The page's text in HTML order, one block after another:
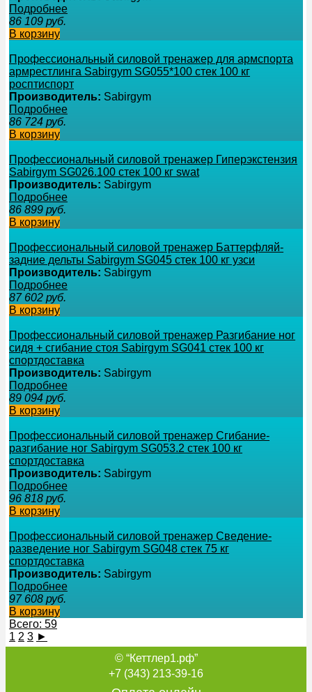
Подробнее
86 109 руб.
В корзину
Профессиональный силовой тренажер для армспорта
армрестлинга Sabirgym SG055*100 стек 100 кг
росптиспорт
Производитель: Sabirgym
Подробнее
86 724 руб.
В корзину
Профессиональный силовой тренажер Гиперэкстензия
Sabirgym SG026.100 стек 100 кг swat
Производитель: Sabirgym
Подробнее
86 899 руб.
В корзину
Профессиональный силовой тренажер Баттерфляй-
задние дельты Sabirgym SG045 стек 100 кг узси
Производитель: Sabirgym
Подробнее
87 602 руб.
В корзину
Профессиональный силовой тренажер Разгибание ног
сидя + сгибание стоя Sabirgym SG041 стек 100 кг
спортдоставка
Производитель: Sabirgym
Подробнее
89 094 руб.
В корзину
Профессиональный силовой тренажер Сгибание-
разгибание ног Sabirgym SG053.2 стек 100 кг
спортдоставка
Производитель: Sabirgym
Подробнее
96 818 руб.
В корзину
Профессиональный силовой тренажер Сведение-
разведение ног Sabirgym SG048 стек 75 кг
спортдоставка
Производитель: Sabirgym
Подробнее
97 608 руб.
В корзину
Всего: 59
1 2 3 ►
© “Кеттлер1.рф”
+7 (343) 213-39-16